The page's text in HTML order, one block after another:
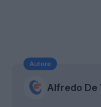
Autore
Alfredo De